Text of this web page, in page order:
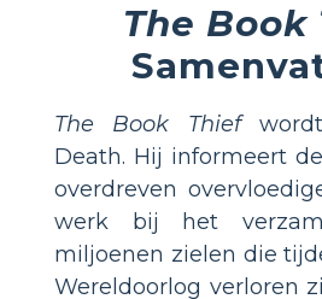
The Book
The Book Thiefwordt
Death. Hij informeert
overdreven
werk bij het
miljoenen zielen die
Wereldoorlog verloren